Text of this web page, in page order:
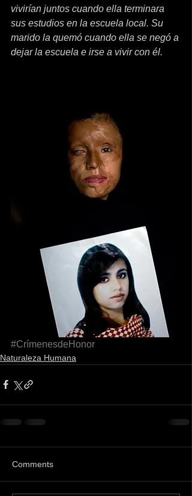
vivirían juntos cuando ella terminara
sus estudios en la escuela local. Su
marido la quemó cuando ella se negó a
dejar la escuela e irse a vivir con él.
#CrímenesdeHonor
Naturaleza Humana
Comments